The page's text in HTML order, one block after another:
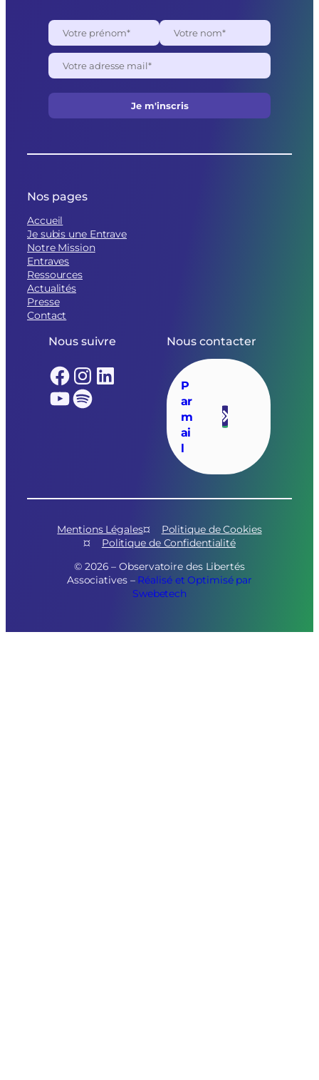
Nos pages
Accueil
Je subis une Entrave
Notre Mission
Entraves
Ressources
Actualités
Presse
Contact
Nous suivre
Facebook Instagram LinkedIn
YouTube
Spotify
Nous contacter
P
ar
m
ai
l
Mentions Légales
Politique de Cookies
Politique de Confidentialité
© 2026 – Observatoire des Libertés
Associatives – Réalisé et Optimisé par
Swebetech